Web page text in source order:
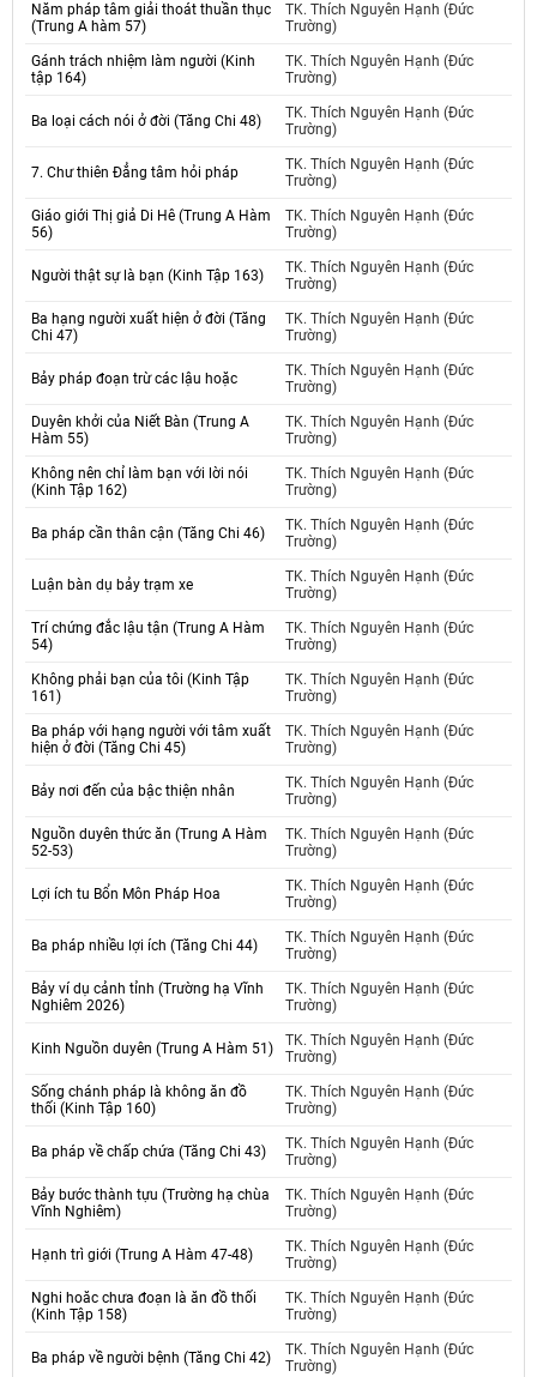
Năm pháp tâm giải thoát thuần thục
(Trung A hàm 57)
TK. Thích Nguyên Hạnh (Đức
Trường)
Gánh trách nhiệm làm người (Kinh
tập 164)
TK. Thích Nguyên Hạnh (Đức
Trường)
Ba loại cách nói ở đời (Tăng Chi 48)
TK. Thích Nguyên Hạnh (Đức
Trường)
7. Chư thiên Đẳng tâm hỏi pháp
TK. Thích Nguyên Hạnh (Đức
Trường)
Giáo giới Thị giả Di Hê (Trung A Hàm
56)
TK. Thích Nguyên Hạnh (Đức
Trường)
Người thật sự là bạn (Kinh Tập 163)
TK. Thích Nguyên Hạnh (Đức
Trường)
Ba hạng người xuất hiện ở đời (Tăng
Chi 47)
TK. Thích Nguyên Hạnh (Đức
Trường)
Bảy pháp đoạn trừ các lậu hoặc
TK. Thích Nguyên Hạnh (Đức
Trường)
Duyên khởi của Niết Bàn (Trung A
Hàm 55)
TK. Thích Nguyên Hạnh (Đức
Trường)
Không nên chỉ làm bạn với lời nói
(Kinh Tập 162)
TK. Thích Nguyên Hạnh (Đức
Trường)
Ba pháp cần thân cận (Tăng Chi 46)
TK. Thích Nguyên Hạnh (Đức
Trường)
Luận bàn dụ bảy trạm xe
TK. Thích Nguyên Hạnh (Đức
Trường)
Trí chứng đắc lậu tận (Trung A Hàm
54)
TK. Thích Nguyên Hạnh (Đức
Trường)
Không phải bạn của tôi (Kinh Tập
161)
TK. Thích Nguyên Hạnh (Đức
Trường)
Ba pháp với hạng người với tâm xuất
hiện ở đời (Tăng Chi 45)
TK. Thích Nguyên Hạnh (Đức
Trường)
Bảy nơi đến của bậc thiện nhân
TK. Thích Nguyên Hạnh (Đức
Trường)
Nguồn duyên thức ăn (Trung A Hàm
52-53)
TK. Thích Nguyên Hạnh (Đức
Trường)
Lợi ích tu Bổn Môn Pháp Hoa
TK. Thích Nguyên Hạnh (Đức
Trường)
Ba pháp nhiều lợi ích (Tăng Chi 44)
TK. Thích Nguyên Hạnh (Đức
Trường)
Bảy ví dụ cảnh tỉnh (Trường hạ Vĩnh
Nghiêm 2026)
TK. Thích Nguyên Hạnh (Đức
Trường)
Kinh Nguồn duyên (Trung A Hàm 51)
TK. Thích Nguyên Hạnh (Đức
Trường)
Sống chánh pháp là không ăn đồ
thối (Kinh Tập 160)
TK. Thích Nguyên Hạnh (Đức
Trường)
Ba pháp về chấp chứa (Tăng Chi 43)
TK. Thích Nguyên Hạnh (Đức
Trường)
Bảy bước thành tựu (Trường hạ chùa
Vĩnh Nghiêm)
TK. Thích Nguyên Hạnh (Đức
Trường)
Hạnh trì giới (Trung A Hàm 47-48)
TK. Thích Nguyên Hạnh (Đức
Trường)
Nghi hoăc chưa đoạn là ăn đồ thối
(Kinh Tập 158)
TK. Thích Nguyên Hạnh (Đức
Trường)
Ba pháp về người bệnh (Tăng Chi 42)
TK. Thích Nguyên Hạnh (Đức
Trường)